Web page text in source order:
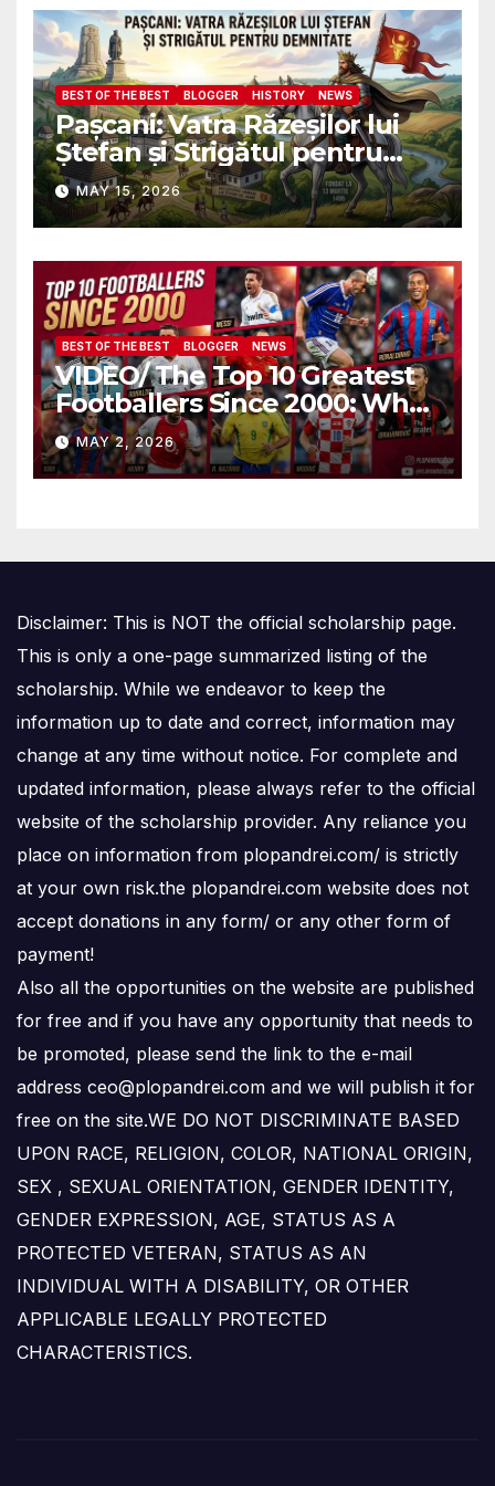
военных атташе НАТО?
BEST OF THE BEST BLOGGER HISTORY NEWS
Pașcani: Vatra Răzeșilor lui
Ștefan și Strigătul pentru
Demnitate în Fața
Amalgamării
MAY 15, 2026
BEST OF THE BEST BLOGGER NEWS
VIDEO/ The Top 10 Greatest
Footballers Since 2000: Who
Is Number One
MAY 2, 2026
Disclaimer: This is NOT the official scholarship page.
This is only a one-page summarized listing of the
scholarship. While we endeavor to keep the
information up to date and correct, information may
change at any time without notice. For complete and
updated information, please always refer to the official
website of the scholarship provider. Any reliance you
place on information from plopandrei.com/ is strictly
at your own risk.the plopandrei.com website does not
accept donations in any form/ or any other form of
payment!
Also all the opportunities on the website are published
for free and if you have any opportunity that needs to
be promoted, please send the link to the e-mail
address ceo@plopandrei.com and we will publish it for
free on the site.WE DO NOT DISCRIMINATE BASED
UPON RACE, RELIGION, COLOR, NATIONAL ORIGIN,
SEX , SEXUAL ORIENTATION, GENDER IDENTITY,
GENDER EXPRESSION, AGE, STATUS AS A
PROTECTED VETERAN, STATUS AS AN
INDIVIDUAL WITH A DISABILITY, OR OTHER
APPLICABLE LEGALLY PROTECTED
CHARACTERISTICS.